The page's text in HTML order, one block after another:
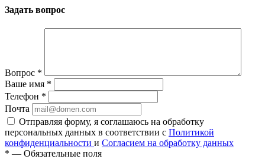
Задать вопрос
Вопрос *
Ваше имя *
Телефон *
Почта
Отправляя форму, я соглашаюсь на обработку
персональных данных в соответствии с Политикой
конфиденциальности и Согласием на обработку данных
* — Обязательные поля